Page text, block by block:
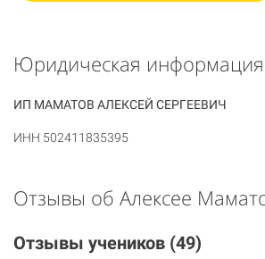
Юридическая информация
ИП МАМАТОВ АЛЕКСЕЙ СЕРГЕЕВИЧ
ИНН 502411835395
Отзывы об Алексее
Отзывы учеников (49)